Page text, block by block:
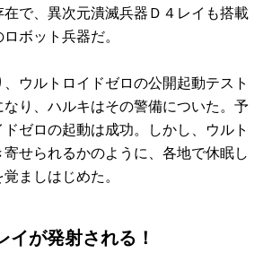
で、異次元潰滅兵器Ｄ４レイも搭載
ボット兵器だ。
ウルトロイドゼロの公開起動テスト
り、ハルキはその警備についた。予
ゼロの起動は成功。しかし、ウルト
せられるかのように、各地で休眠し
ましはじめた。
イが発射される！